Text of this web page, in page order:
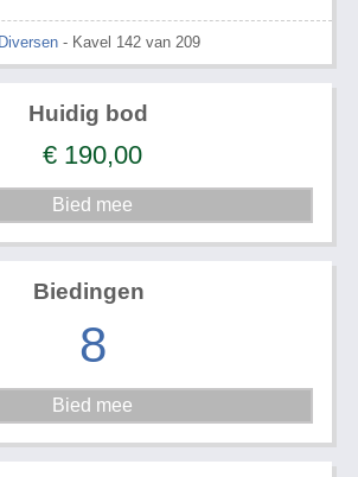
- Kavel 142 van 209
Huidig bod
€ 190,00
Biedingen
8